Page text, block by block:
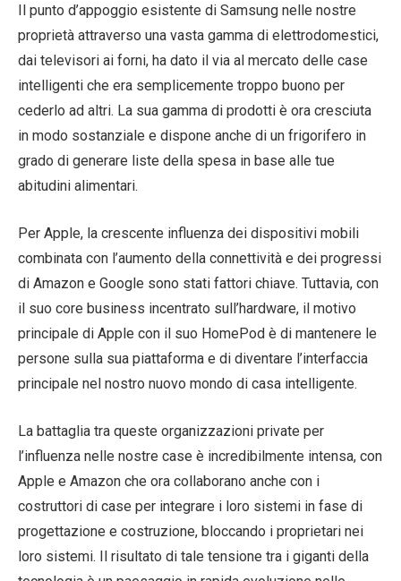
Il punto d’appoggio esistente di Samsung nelle nostre
proprietà attraverso una vasta gamma di elettrodomestici,
dai televisori ai forni, ha dato il via al mercato delle case
intelligenti che era semplicemente troppo buono per
cederlo ad altri. La sua gamma di prodotti è ora cresciuta
in modo sostanziale e dispone anche di un frigorifero in
grado di generare liste della spesa in base alle tue
abitudini alimentari.
Per Apple, la crescente influenza dei dispositivi mobili
combinata con l’aumento della connettività e dei progressi
di Amazon e Google sono stati fattori chiave. Tuttavia, con
il suo core business incentrato sull’hardware, il motivo
principale di Apple con il suo HomePod è di mantenere le
persone sulla sua piattaforma e di diventare l’interfaccia
principale nel nostro nuovo mondo di casa intelligente.
La battaglia tra queste organizzazioni private per
l’influenza nelle nostre case è incredibilmente intensa, con
Apple e Amazon che ora collaborano anche con i
costruttori di case per integrare i loro sistemi in fase di
progettazione e costruzione, bloccando i proprietari nei
loro sistemi. Il risultato di tale tensione tra i giganti della